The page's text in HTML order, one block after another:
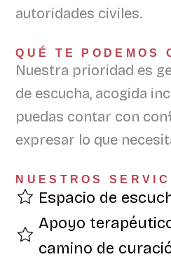
autoridades civiles.
QUÉ TE PODEMOS
Nuestra prioridad es
de escucha, acogida
puedas contar con
expresar lo que
NUESTROS
Espacio de
Apoyo
camino de